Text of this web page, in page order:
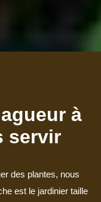
à
servir
des plantes, nous
est le jardinier taille